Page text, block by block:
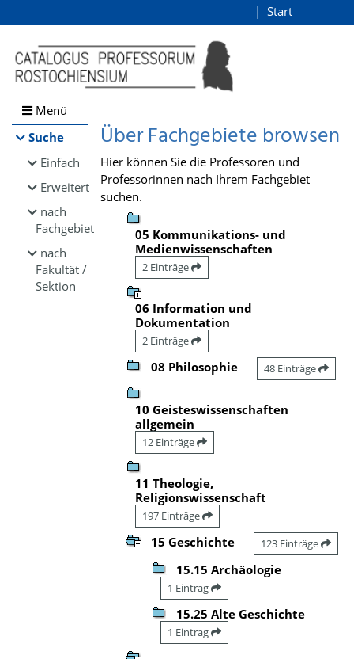
Browsen
direkt zum Inhalt
Start
Menü
Suche
Einfach
Erweitert
nach
Fachgebiet
nach
Fakultät /
Sektion
Über Fachgebiete browsen
Hier können Sie die Professoren und
Professorinnen nach Ihrem Fachgebiet
suchen.
05 Kommunikations- und
Medienwissenschaften
2 Einträge
06 Information und
Dokumentation
2 Einträge
08 Philosophie 48 Einträge
10 Geisteswissenschaften
allgemein
12 Einträge
11 Theologie,
Religionswissenschaft
197 Einträge
15 Geschichte 123 Einträge
15.15 Archäologie
1 Eintrag
15.25 Alte Geschichte
1 Eintrag